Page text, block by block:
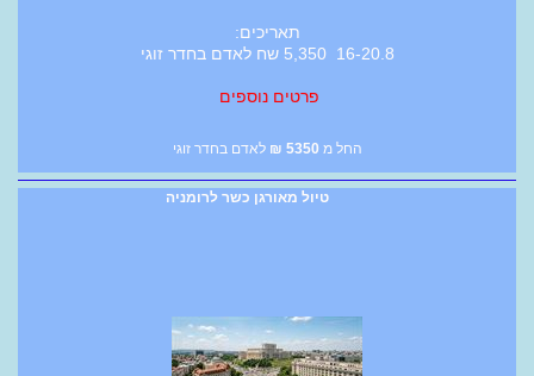
תאריכים:
16-20.8 5,350 שח לאדם בחדר זוגי
פרטים נוספים
החל מ 5350
₪ לאדם בחדר זוגי
טיול מאורגן כשר לרומניה